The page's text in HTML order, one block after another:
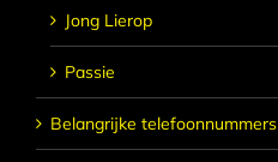
Jong Lierop
Passie
Belangrijke telefoonnummers